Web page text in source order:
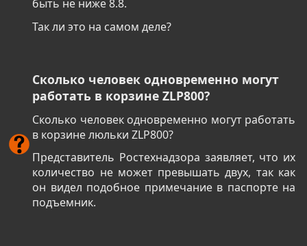
быть не ниже 8.8.
Так ли это на самом деле?
Сколько человек одновременно могут
работать в корзине ZLP800?
Сколько человек одновременно могут работать
в корзине люльки ZLP800?
Представитель Ростехнадзора заявляет, что их
количество не может превышать двух, так как
он видел подобное примечание в паспорте на
подъемник.